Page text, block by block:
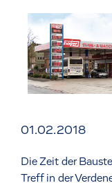
01.02.2018
Die Zeit der
Treff in der